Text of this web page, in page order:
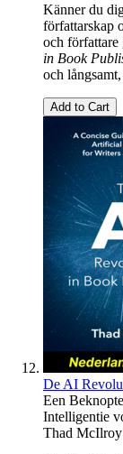
Känner du
författarskap
och
in Book
och
Add to Cart
De AI
Een
Intelligentie
Thad McIlroy